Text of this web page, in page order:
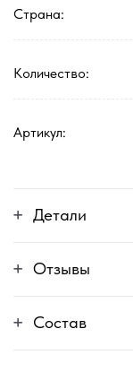
Страна:
Количество:
Артикул:
Детали
Отзывы
Состав